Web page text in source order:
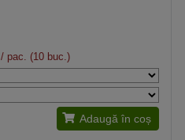
/ pac. (10 buc.)
Adaugă în coș